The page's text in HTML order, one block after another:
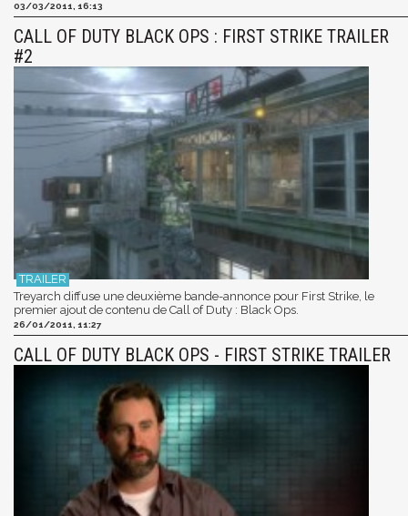
03/03/2011, 16:13
CALL OF DUTY BLACK OPS : FIRST STRIKE TRAILER
#2
Treyarch diffuse une deuxième bande-annonce pour First Strike, le
premier ajout de contenu de Call of Duty : Black Ops.
26/01/2011, 11:27
CALL OF DUTY BLACK OPS - FIRST STRIKE TRAILER